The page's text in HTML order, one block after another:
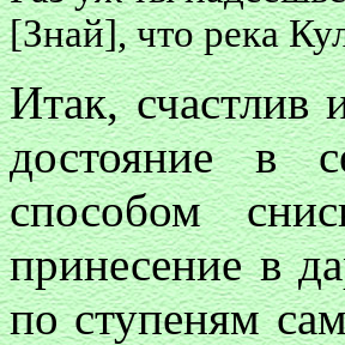
[Знай], что река
Итак, счастлив
достояние в
способом
принесение в
по ступеням